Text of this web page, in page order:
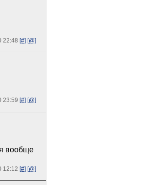
22:48 [#] [@]
23:59 [#] [@]
я вообще
12:12 [#] [@]